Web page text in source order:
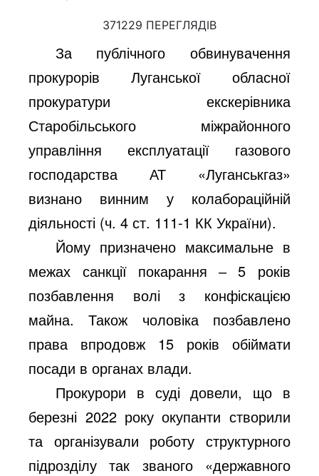
371229 ПЕРЕГЛЯДІВ
За публічного обвинувачення
прокурорів Луганської обласної
прокуратури екскерівника
Старобільського міжрайонного
управління експлуатації газового
господарства АТ «Луганськгаз»
визнано винним у колабораційній
діяльності (ч. 4 ст. 111-1 КК України).
Йому призначено максимальне в
межах санкції покарання ‒ 5 років
позбавлення волі з конфіскацією
майна. Також чоловіка позбавлено
права впродовж 15 років обіймати
посади в органах влади.
Прокурори в суді довели, що в
березні 2022 року окупанти створили
та організували роботу структурного
підрозділу так званого «державного